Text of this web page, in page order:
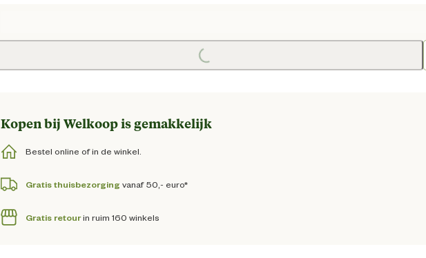
Loading...
Kopen bij Welkoop is gemakkelijk
Bestel online of in de winkel.
Gratis thuisbezorging vanaf 50,- euro*
Gratis retourin ruim 160 winkels